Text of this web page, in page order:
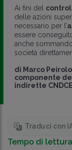
Ai fini del
delle azioni
necessario per l’
essere
anche
società
di Marco Peirolo
componente
indirette
Traduci con
Tempo di lettura